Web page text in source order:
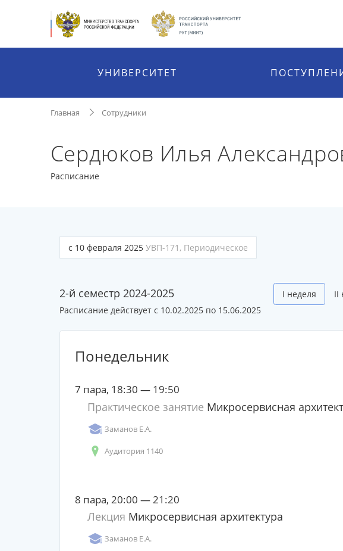
УНИВЕРСИТЕТ
Главная Сотрудники
Сердюков Илья
Расписание
с 10 февраля 2025 УВП-171, Периодическое
2-й семестр 2024-2025
Расписание действует с 10.02.2025 по 15.06.2025
I неделя II
Понедельник
7 пара, 18:30 — 19:50
Практическое занятие Микросервисная
Заманов Е.А.
Аудитория 1140
8 пара, 20:00 — 21:20
Лекция Микросервисная архитектура
Заманов Е.А.